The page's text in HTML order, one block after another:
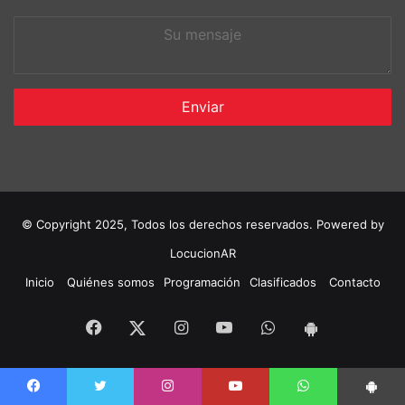
© Copyright 2025, Todos los derechos reservados. Powered by
LocucionAR
Inicio
Quiénes somos Programación Clasificados Contacto
Facebook
TwitterInstagramYoutubeWhatsapp
Android